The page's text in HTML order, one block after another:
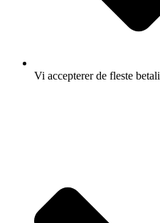
Vi accepterer de fleste